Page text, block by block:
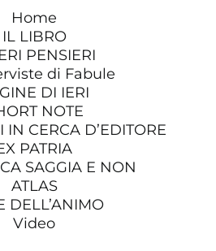
Home
IL LIBRO
PENSIERI
di Fabule
DI IERI
NOTE
IN CERCA D’EDITORE
PATRIA
SAGGIA E NON
ATLAS
DELL’ANIMO
Video